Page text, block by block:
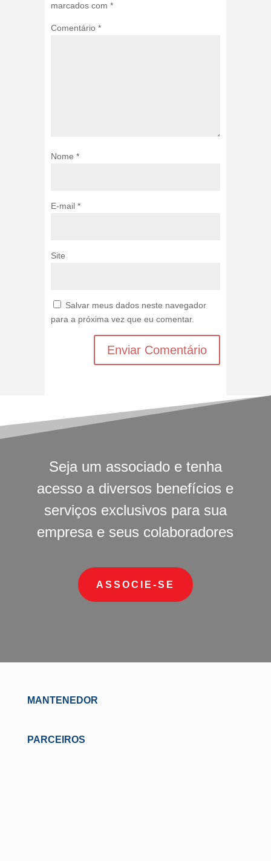
marcados com *
Comentário *
Nome *
E-mail *
Site
Salvar meus dados neste navegador
para a próxima vez que eu comentar.
Seja um associado e tenha
acesso a diversos benefícios e
serviços exclusivos para sua
empresa e seus colaboradores
ASSOCIE-SE
MANTENEDOR
PARCEIROS